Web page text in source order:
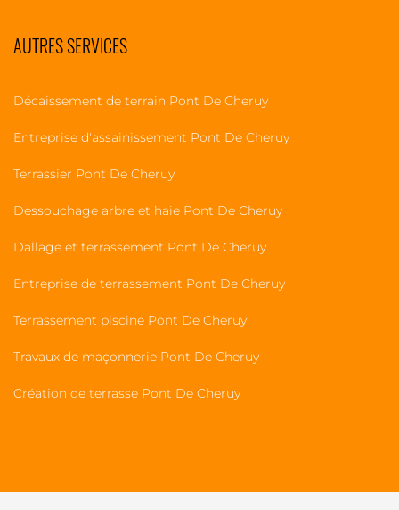
AUTRES SERVICES
Décaissement de terrain Pont De Cheruy
Entreprise d'assainissement Pont De Cheruy
Terrassier Pont De Cheruy
Dessouchage arbre et haie Pont De Cheruy
Dallage et terrassement Pont De Cheruy
Entreprise de terrassement Pont De Cheruy
Terrassement piscine Pont De Cheruy
Travaux de maçonnerie Pont De Cheruy
Création de terrasse Pont De Cheruy